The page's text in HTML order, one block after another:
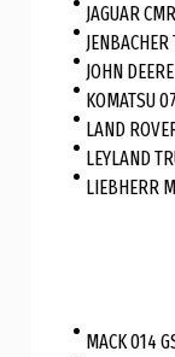
JAGUAR
JOHN
KOMATSU
LAND
LEYLAND
LIEBHERR
MACK 014